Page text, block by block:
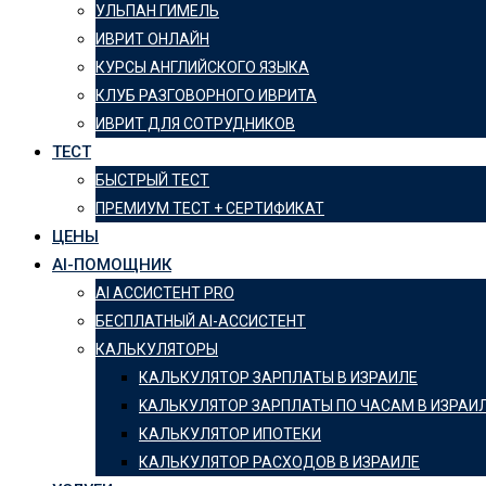
УЛЬПАН ГИМЕЛЬ
ИВРИТ ОНЛАЙН
КУРСЫ АНГЛИЙСКОГО ЯЗЫКА
КЛУБ РАЗГОВОРНОГО ИВРИТА
ИВРИТ ДЛЯ СОТРУДНИКОВ
ТЕСТ
БЫСТРЫЙ ТЕСТ
ПРЕМИУМ ТЕСТ + СЕРТИФИКАТ
ЦЕНЫ
AI-ПОМОЩНИК
AI АССИСТЕНТ PRO
БЕСПЛАТНЫЙ AI-АССИСТЕНТ
КАЛЬКУЛЯТОРЫ
КАЛЬКУЛЯТОР ЗАРПЛАТЫ В ИЗРАИЛЕ
KАЛЬКУЛЯТОР ЗАРПЛАТЫ ПО ЧАСАМ В
КАЛЬКУЛЯТОР ИПОТЕКИ
КАЛЬКУЛЯТОР РАСХОДОВ В ИЗРАИЛЕ